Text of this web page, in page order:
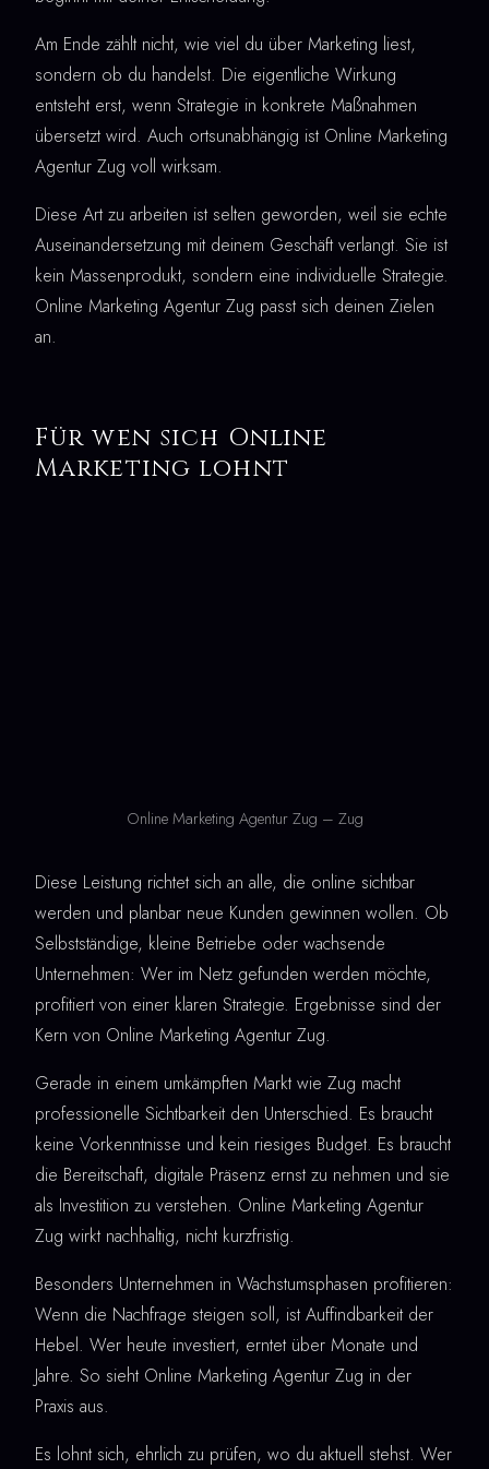
Am Ende zählt nicht, wie viel du über Marketing liest,
sondern ob du handelst. Die eigentliche Wirkung
entsteht erst, wenn Strategie in konkrete Maßnahmen
übersetzt wird. Auch ortsunabhängig ist Online Marketing
Agentur Zug voll wirksam.
Diese Art zu arbeiten ist selten geworden, weil sie echte
Auseinandersetzung mit deinem Geschäft verlangt. Sie ist
kein Massenprodukt, sondern eine individuelle Strategie.
Online Marketing Agentur Zug passt sich deinen Zielen
an.
Für wen sich Online
Marketing lohnt
Online Marketing Agentur Zug – Zug
Diese Leistung richtet sich an alle, die online sichtbar
werden und planbar neue Kunden gewinnen wollen. Ob
Selbstständige, kleine Betriebe oder wachsende
Unternehmen: Wer im Netz gefunden werden möchte,
profitiert von einer klaren Strategie. Ergebnisse sind der
Kern von Online Marketing Agentur Zug.
Gerade in einem umkämpften Markt wie Zug macht
professionelle Sichtbarkeit den Unterschied. Es braucht
keine Vorkenntnisse und kein riesiges Budget. Es braucht
die Bereitschaft, digitale Präsenz ernst zu nehmen und sie
als Investition zu verstehen. Online Marketing Agentur
Zug wirkt nachhaltig, nicht kurzfristig.
Besonders Unternehmen in Wachstumsphasen profitieren:
Wenn die Nachfrage steigen soll, ist Auffindbarkeit der
Hebel. Wer heute investiert, erntet über Monate und
Jahre. So sieht Online Marketing Agentur Zug in der
Praxis aus.
Es lohnt sich, ehrlich zu prüfen, wo du aktuell stehst. Wer